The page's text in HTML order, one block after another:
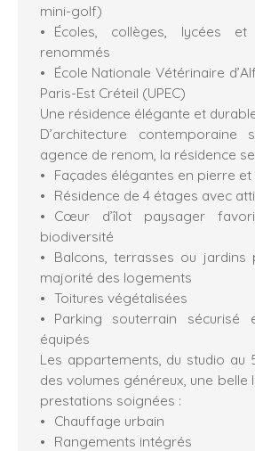
mini-golf)
Écoles, collèges, lycées et
renommés
École Nationale Vétérinaire
Paris-Est Créteil (UPEC)
Une résidence élégante et
D’architecture
agence de renom, la résidence
Façades élégantes en pierre
Résidence de 4 étages avec
Cœur d’îlot paysager
biodiversité
Balcons, terrasses ou
majorité des logements
Toitures végétalisées
Parking souterrain sécurisé
équipés
Les appartements, du studio au
des volumes généreux, une belle
prestations soignées :
Chauffage urbain
Rangements intégrés